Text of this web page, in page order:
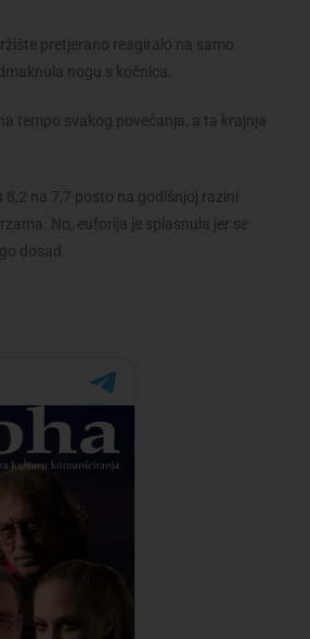
pretjerano reagiralo na samo
nogu s kočnica.
tempo svakog povećanja, a ta krajnja
na 7,7 posto na godišnjoj razini
No, euforija je splasnula jer se
dosad.